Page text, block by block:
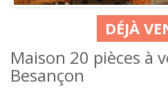
DÉJÀ
Maison 20 pièces à
Besançon